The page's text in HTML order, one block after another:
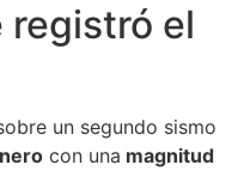
registró el
un segundo sismo
con una magnitud